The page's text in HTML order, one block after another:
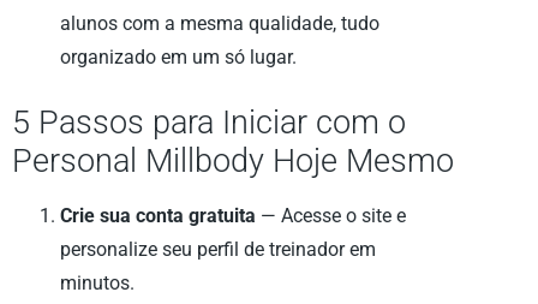
alunos com a mesma qualidade, tudo
organizado em um só lugar.
5 Passos para Iniciar com o
Personal Millbody Hoje Mesmo
Crie sua conta gratuita — Acesse o site e
personalize seu perfil de treinador em
minutos.